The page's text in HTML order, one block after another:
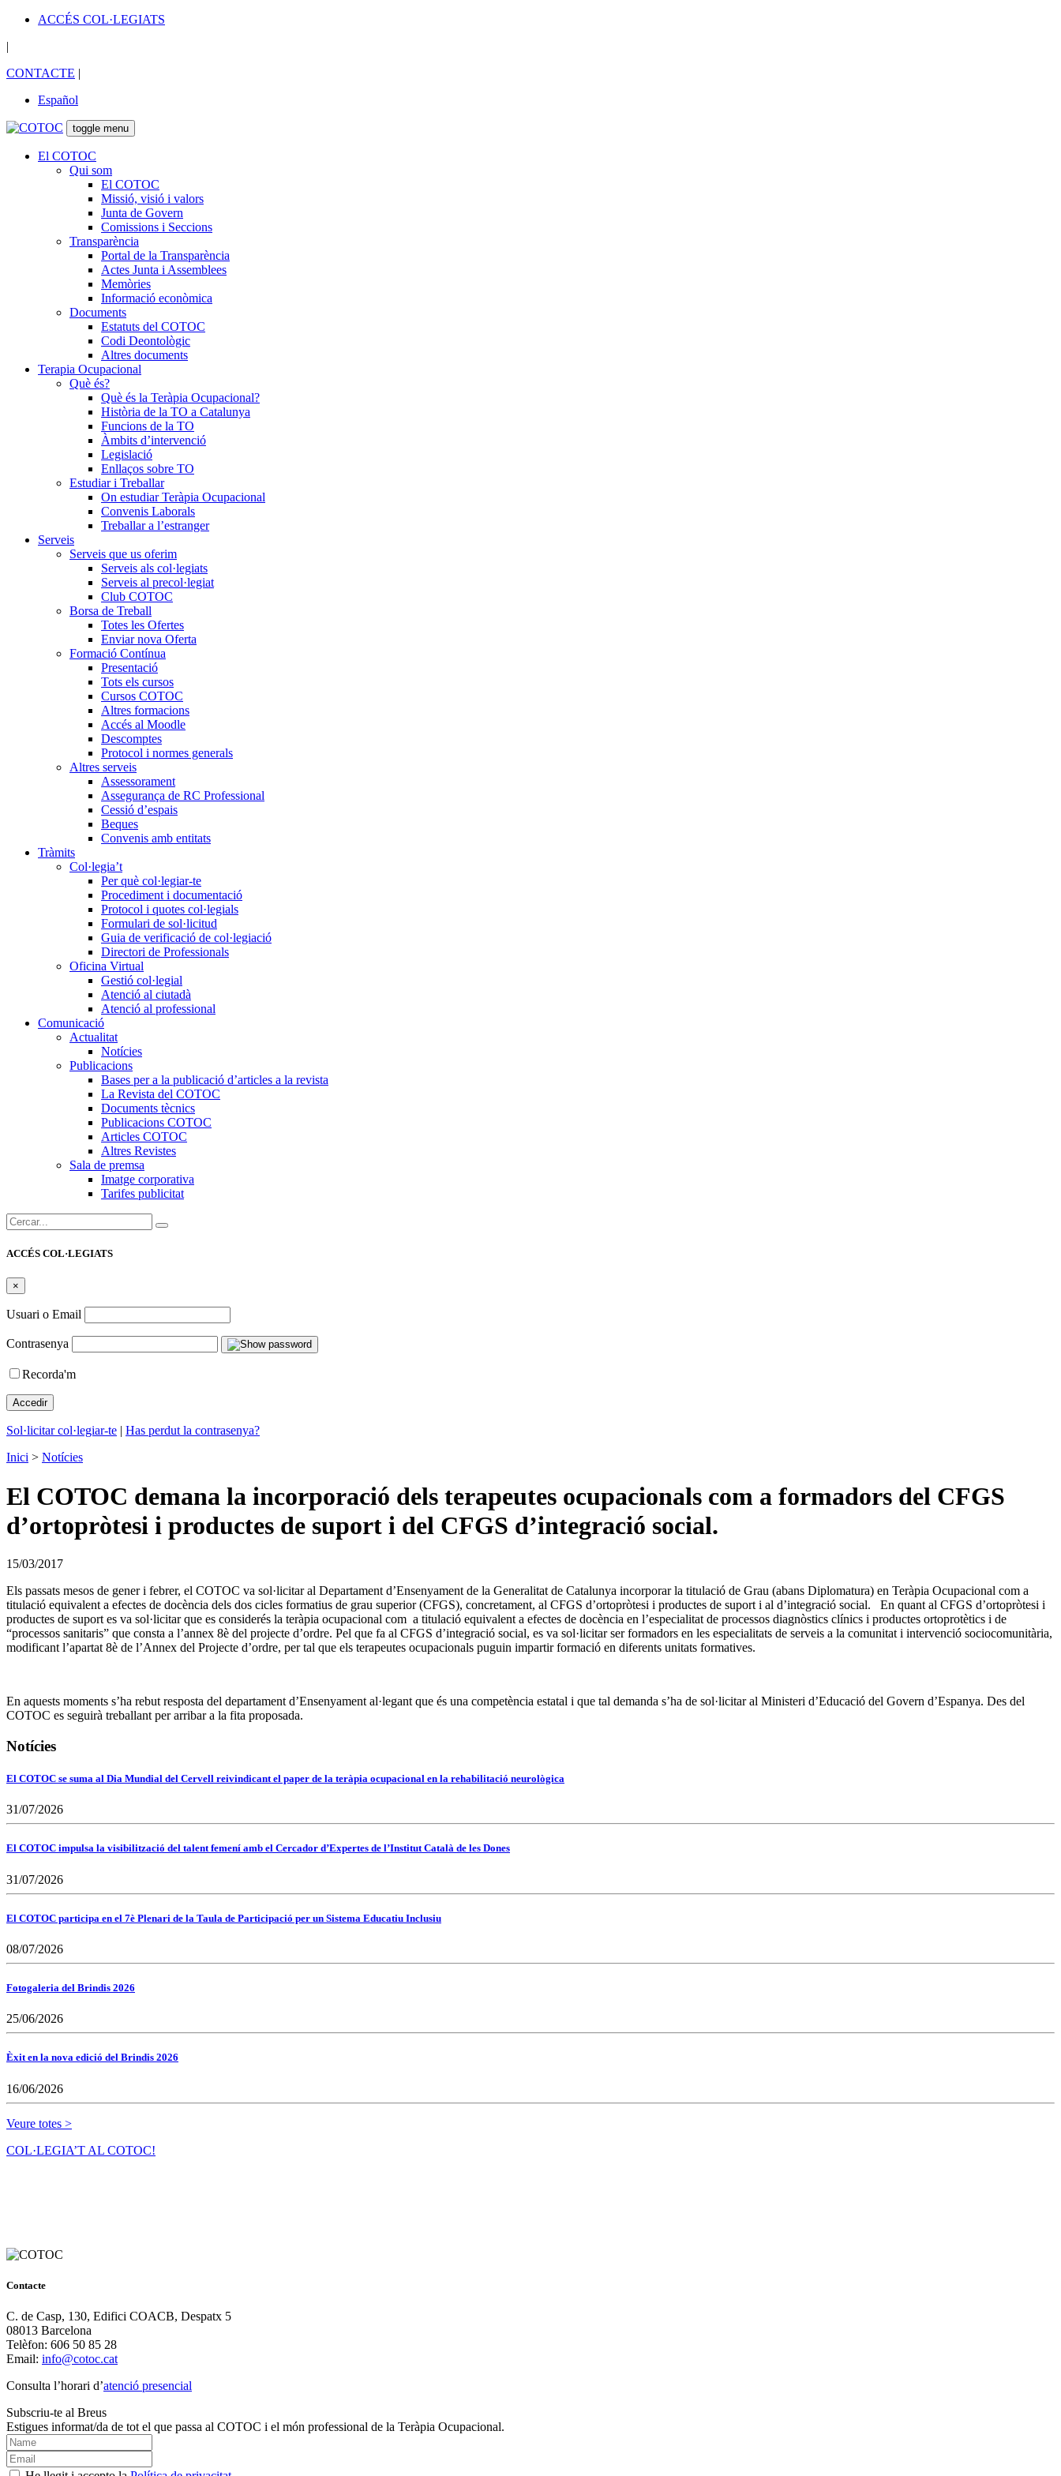
ACCÉS COL·LEGIATS
|
CONTACTE |
Español
toggle menu
El COTOC
Qui som
El COTOC
Missió, visió i valors
Junta de Govern
Comissions i Seccions
Transparència
Portal de la Transparència
Actes Junta i Assemblees
Memòries
Informació econòmica
Documents
Estatuts del COTOC
Codi Deontològic
Altres documents
Terapia Ocupacional
Què és?
Què és la Teràpia Ocupacional?
Història de la TO a Catalunya
Funcions de la TO
Àmbits d’intervenció
Legislació
Enllaços sobre TO
Estudiar i Treballar
On estudiar Teràpia Ocupacional
Convenis Laborals
Treballar a l’estranger
Serveis
Serveis que us oferim
Serveis als col·legiats
Serveis al precol·legiat
Club COTOC
Borsa de Treball
Totes les Ofertes
Enviar nova Oferta
Formació Contínua
Presentació
Tots els cursos
Cursos COTOC
Altres formacions
Accés al Moodle
Descomptes
Protocol i normes generals
Altres serveis
Assessorament
Assegurança de RC Professional
Cessió d’espais
Beques
Convenis amb entitats
Tràmits
Col·legia’t
Per què col·legiar-te
Procediment i documentació
Protocol i quotes col·legials
Formulari de sol·licitud
Guia de verificació de col·legiació
Directori de Professionals
Oficina Virtual
Gestió col·legial
Atenció al ciutadà
Atenció al professional
Comunicació
Actualitat
Notícies
Publicacions
Bases per a la publicació d’articles a la revista
La Revista del COTOC
Documents tècnics
Publicacions COTOC
Articles COTOC
Altres Revistes
Sala de premsa
Imatge corporativa
Tarifes publicitat
Cercar:
ACCÉS COL·LEGIATS
×
Usuari o Email
Contrasenya
Recorda'm
Sol·licitar col·legiar-te | Has perdut la contrasenya?
Inici > Notícies
El COTOC demana la incorporació dels terapeutes ocupacionals com a formadors del CFGS
d’ortopròtesi i productes de suport i del CFGS d’integració social.
15/03/2017
Els passats mesos de gener i febrer, el COTOC va sol·licitar al Departament d’Ensenyament de la Generalitat de Catalunya incorporar la titulació de Grau (abans Diplomatura) en Teràpia Ocupacional com a
titulació equivalent a efectes de docència dels dos cicles formatius de grau superior (CFGS), concretament, al CFGS d’ortopròtesi i productes de suport i al d’integració social. En quant al CFGS d’ortopròtesi i
productes de suport es va sol·licitar que es considerés la teràpia ocupacional com a titulació equivalent a efectes de docència en l’especialitat de processos diagnòstics clínics i productes ortoprotètics i de
“processos sanitaris” que consta a l’annex 8è del projecte d’ordre. Pel que fa al CFGS d’integració social, es va sol·licitar ser formadors en les especialitats de serveis a la comunitat i intervenció sociocomunitària,
modificant l’apartat 8è de l’Annex del Projecte d’ordre, per tal que els terapeutes ocupacionals puguin impartir formació en diferents unitats formatives.
En aquests moments s’ha rebut resposta del departament d’Ensenyament al·legant que és una competència estatal i que tal demanda s’ha de sol·licitar al Ministeri d’Educació del Govern d’Espanya. Des del
COTOC es seguirà treballant per arribar a la fita proposada.
Notícies
El COTOC se suma al Dia Mundial del Cervell reivindicant el paper de la teràpia ocupacional en la rehabilitació neurològica
31/07/2026
El COTOC impulsa la visibilització del talent femení amb el Cercador d’Expertes de l’Institut Català de les Dones
31/07/2026
El COTOC participa en el 7è Plenari de la Taula de Participació per un Sistema Educatiu Inclusiu
08/07/2026
Fotogaleria del Brindis 2026
25/06/2026
Èxit en la nova edició del Brindis 2026
16/06/2026
Veure totes >
COL·LEGIA’T AL COTOC!
Contacte
C. de Casp, 130, Edifici COACB, Despatx 5
08013 Barcelona
Telèfon: 606 50 85 28
Email: info@cotoc.cat
Consulta l’horari d’atenció presencial
Subscriu-te al Breus
Estigues informat/da de tot el que passa al COTOC i el món professional de la Teràpia Ocupacional.